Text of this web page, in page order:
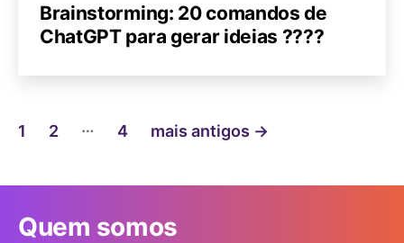
Brainstorming: 20 comandos de
ChatGPT para gerar ideias ????
Paginação
posts
1 2 … 4 mais antigos →
Quem somos